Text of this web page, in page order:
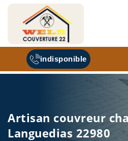
indisponible
Artisan couvreur
Languedias 22980